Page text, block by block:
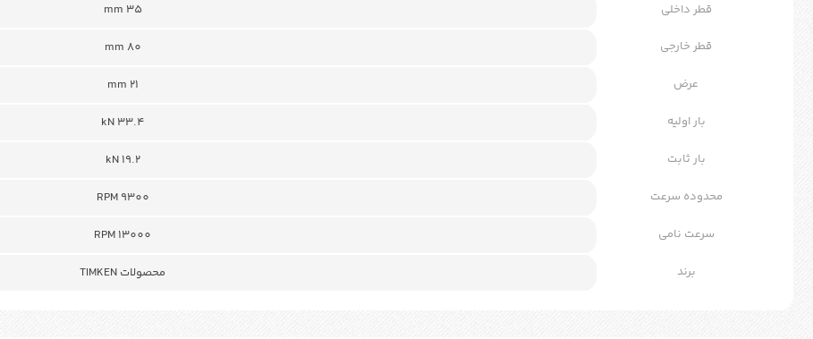
قطر داخلی mm 35
قطر خارجی 80 mm
عرض mm 21
بار اولیه kN 33.4
بار ثابت kN 19.2
محدوده سرعت RPM 9300
سرعت نامی RPM 13000
برند محصولات TIMKEN